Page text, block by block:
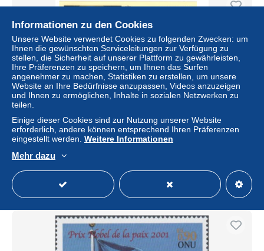
NATIONS UNIES / GENEVE - Entier postal repiquage
pour les collectionneurs de l'APNU
Gewerblicher Händler
Informationen zu den Cookies
Unsere Website verwendet Cookies zu folgenden Zwecken: um
Ihnen die gewünschten Serviceleitungen zur Verfügung zu
stellen, die Sicherheit auf unserer Plattform zu gewährleisten,
Ihre Präferenzen zu speichern, um Ihnen das Surfen
angenehmer zu machen, Statistiken zu erstellen, um unsere
Website an Ihre Bedürfnisse anzupassen, Videos anzuzeigen
und Ihnen zu ermöglichen, Inhalte in sozialen Netzwerken zu
teilen.
Einige dieser Cookies sind zur Nutzung unserer Website
erforderlich, andere können entsprechend Ihren Präferenzen
eingestellt werden. Weitere Informationen
Mehr dazu